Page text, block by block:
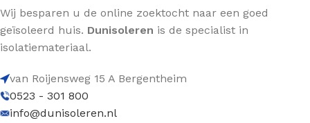
Wij besparen u de online zoektocht naar een goed
geïsoleerd huis. Dunisoleren is de specialist in
isolatiemateriaal.
van Roijensweg 15 A Bergentheim
0523 - 301 800
info@dunisoleren.nl